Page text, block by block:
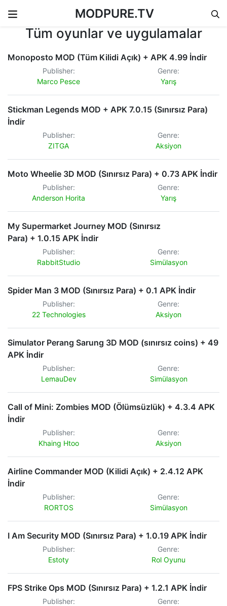
Skip to content
MODPURE.TV
Tüm oyunlar ve uygulamalar
Monoposto MOD (Tüm Kilidi Açık) + APK 4.99 İndir
Publisher:
Marco Pesce
Genre:
Yarış
Stickman Legends MOD + APK 7.0.15 (Sınırsız Para)
İndir
Publisher:
ZITGA
Genre:
Aksiyon
Moto Wheelie 3D MOD (Sınırsız Para) + 0.73 APK İndir
Publisher:
Anderson Horita
Genre:
Yarış
My Supermarket Journey MOD (Sınırsız
Para) + 1.0.15 APK İndir
Publisher:
RabbitStudio
Genre:
Simülasyon
Spider Man 3 MOD (Sınırsız Para) + 0.1 APK İndir
Publisher:
22 Technologies
Genre:
Aksiyon
Simulator Perang Sarung 3D MOD (sınırsız coins) + 49
APK İndir
Publisher:
LemauDev
Genre:
Simülasyon
Call of Mini: Zombies MOD (Ölümsüzlük) + 4.3.4 APK
İndir
Publisher:
Khaing Htoo
Genre:
Aksiyon
Airline Commander MOD (Kilidi Açık) + 2.4.12 APK
İndir
Publisher:
RORTOS
Genre:
Simülasyon
I Am Security MOD (Sınırsız Para) + 1.0.19 APK İndir
Publisher:
Estoty
Genre:
Rol Oyunu
FPS Strike Ops MOD (Sınırsız Para) + 1.2.1 APK İndir
Publisher:
Genre: